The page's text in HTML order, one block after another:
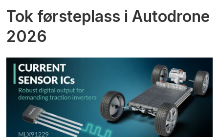
Tok førsteplass i Autodrone
2026